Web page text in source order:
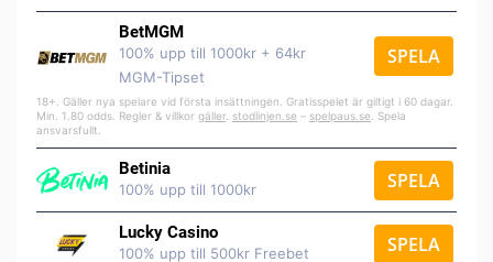
BetMGM
100% upp till 1000kr + 64kr
MGM-Tipset
SPELA
18+. Gäller nya spelare vid första insättningen. Gratisspelet är giltigt i 60 dagar.
Min. 1.80 odds. Regler & villkor gäller stodlinjen.se – spelpaus.se . Spela
ansvarsfullt.
Betinia
100% upp till 1000kr SPELA
Lucky Casino
100% upp till 500kr Freebet SPELA